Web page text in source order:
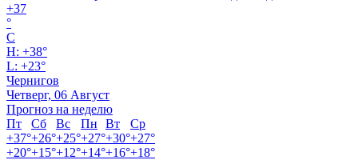
+37
°
C
H: +38°
L: +23°
Чернигов
Четверг, 06 Август
Прогноз на неделю
Пт
Сб Вс Пн Вт
Ср
+37°+26°+25°+27°+30°+27°
+20°+15°+12°+14°+16°+18°